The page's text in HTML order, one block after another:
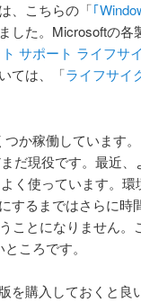
、こちらの「｢
した。Microsoftの
サポート ライフサ
ては、「ライフサイ
か稼働しています
だ現役です。最近
く使っています。
するまではさらに時
ことになりません。
ころです。
を購入しておくと良